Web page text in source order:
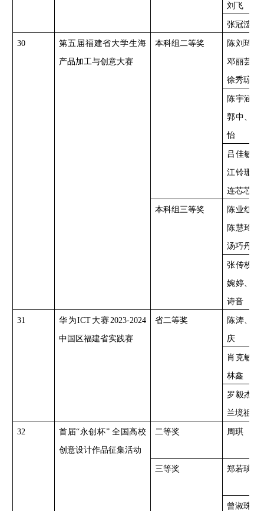
刘飞
张冠浤
30 第五届福建省大学生海
产品加工与创意大赛
本科组二等奖 陈刘琦、
邓丽芸、
徐秀琼
陈宇涵、
郭中、林
怡
吕佳敏、
江铃珊、
连芯芯
本科组三等奖 陈业红、
陈慧玲、
汤巧丹
张传枚、
婉婷、洪
诗音
31 华为ICT大赛2023-2024
中国区福建省实践赛
省二等奖 陈涛、吴
庆
肖克敏、
林鑫
罗毅杰、
兰境祖
32 首届“永创杯” 全国高校
创意设计作品征集活动
二等奖 周琪
三等奖 郑若琰
曾淑珠